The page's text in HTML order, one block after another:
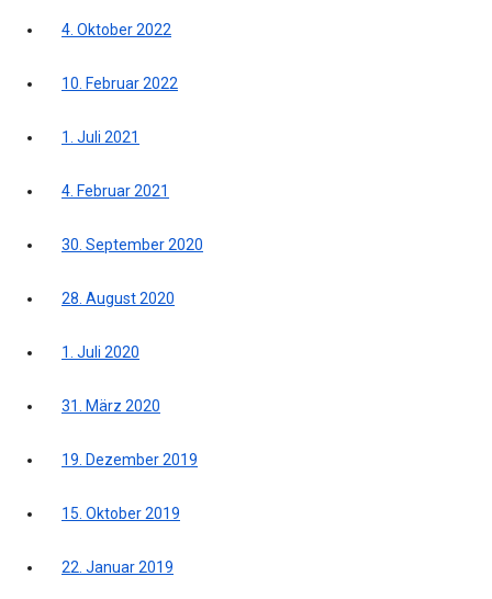
4. Oktober 2022
10. Februar 2022
1. Juli 2021
4. Februar 2021
30. September 2020
28. August 2020
1. Juli 2020
31. März 2020
19. Dezember 2019
15. Oktober 2019
22. Januar 2019